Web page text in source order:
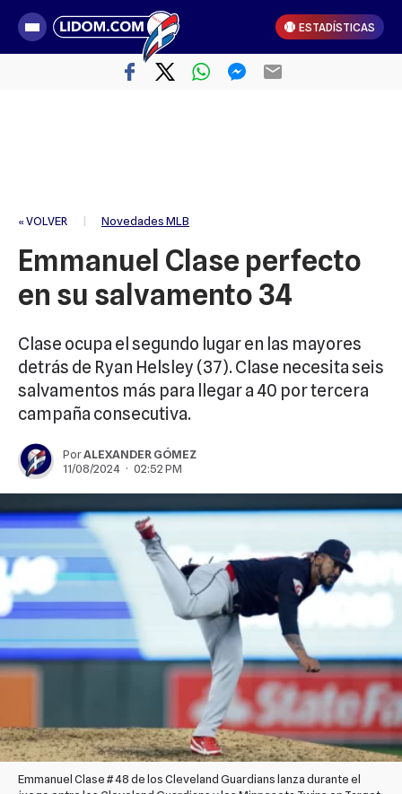
ESTADÍSTICAS
« VOLVER | Novedades MLB
Emmanuel Clase perfecto
en su salvamento 34
Clase ocupa el segundo lugar en las mayores
detrás de Ryan Helsley (37). Clase necesita seis
salvamentos más para llegar a 40 por tercera
campaña consecutiva.
PorALEXANDER GÓMEZ
11/08/2024 · 02:52 PM
Emmanuel Clase # 48 de los Cleveland Guardians lanza durante el